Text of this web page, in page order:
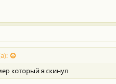
который я скинул